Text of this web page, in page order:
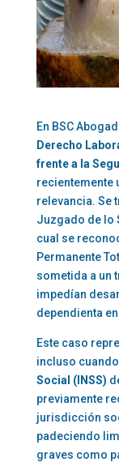
En BSC
Derecho
frente a la
recientemente
relevancia. Se
Juzgado de lo
cual se
Permanente
sometida a un
impedían
dependienta
Este caso
incluso cuando
Social (INSS)
previamente
jurisdicción
padeciendo
graves como